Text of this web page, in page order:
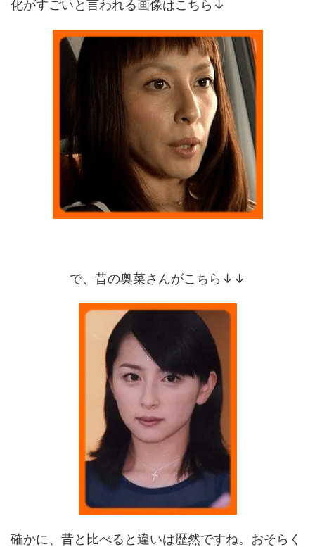
化がすごいと言われる画像はこちら↓
で、昔の奥菜さんがこちら↓↓
確かに、昔と比べると違いは歴然ですね。おそらく